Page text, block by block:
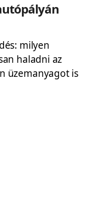
milyen
haladni az
üzemanyagot is